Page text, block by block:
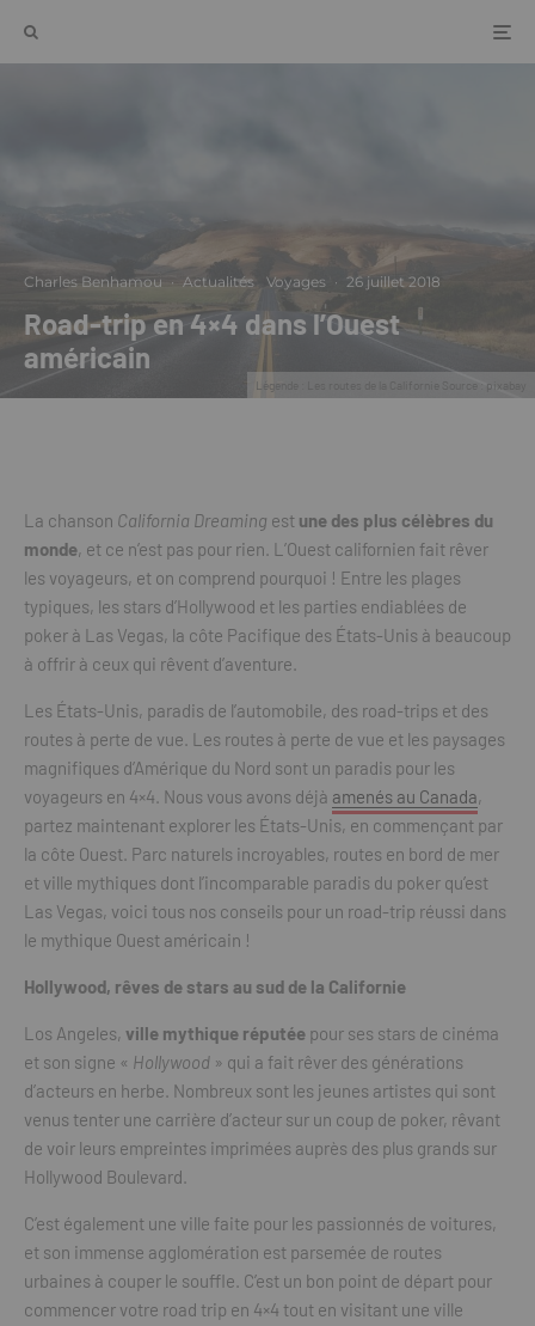
Légende : Les routes de la Californie Source : pixabay
Charles Benhamou · Actualités Voyages · 26 juillet 2018
Road-trip en 4×4 dans l’Ouest
américain
La chanson California Dreaming est une des plus célèbres du
monde, et ce n’est pas pour rien. L’Ouest californien fait rêver
les voyageurs, et on comprend pourquoi ! Entre les plages
typiques, les stars d’Hollywood et les parties endiablées de
poker à Las Vegas, la côte Pacifique des États-Unis à beaucoup
à offrir à ceux qui rêvent d’aventure.
Les États-Unis, paradis de l’automobile, des road-trips et des
routes à perte de vue. Les routes à perte de vue et les paysages
magnifiques d’Amérique du Nord sont un paradis pour les
voyageurs en 4×4. Nous vous avons déjà amenés au Canada,
partez maintenant explorer les États-Unis, en commençant par
la côte Ouest. Parc naturels incroyables, routes en bord de mer
et ville mythiques dont l’incomparable paradis du poker qu’est
Las Vegas, voici tous nos conseils pour un road-trip réussi dans
le mythique Ouest américain !
Hollywood, rêves de stars au sud de la Californie
Los Angeles, ville mythique réputée pour ses stars de cinéma
et son signe « Hollywood » qui a fait rêver des générations
d’acteurs en herbe. Nombreux sont les jeunes artistes qui sont
venus tenter une carrière d’acteur sur un coup de poker, rêvant
de voir leurs empreintes imprimées auprès des plus grands sur
Hollywood Boulevard.
C’est également une ville faite pour les passionnés de voitures,
et son immense agglomération est parsemée de routes
urbaines à couper le souffle. C’est un bon point de départ pour
commencer votre road trip en 4×4 tout en visitant une ville